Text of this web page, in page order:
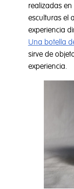
realizadas
esculturas el
experiencia
Una botella
sirve de
experiencia.